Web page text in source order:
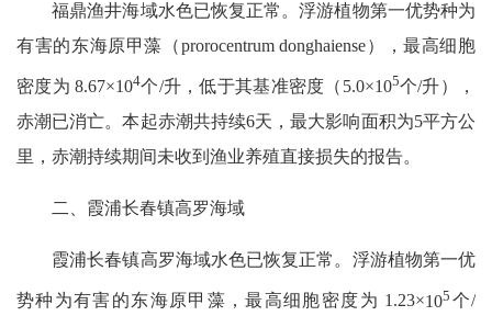
福鼎渔井海域水色已恢复正常。浮游植物第一优势种为
有害的东海原甲藻（prorocentrum donghaiense），最高细胞
密度为 8.67×104个/升，低于其基准密度（ 5.0×105个/升），
赤潮已消亡。本起赤潮共持续6天，最大影响面积为5平方公
里，赤潮持续期间未收到渔业养殖直接损失的报告。
二、霞浦长春镇高罗海域
霞浦长春镇高罗海域水色已恢复正常。浮游植物第一优
势种为有害的东海原甲藻，最高细胞密度为 1.23×105 个/